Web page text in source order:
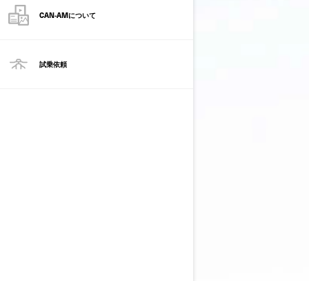
CAN-AMについて
試乗依頼